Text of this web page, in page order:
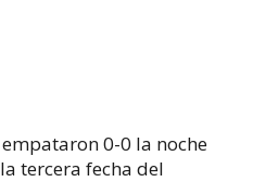
0-0 la noche
tercera fecha del